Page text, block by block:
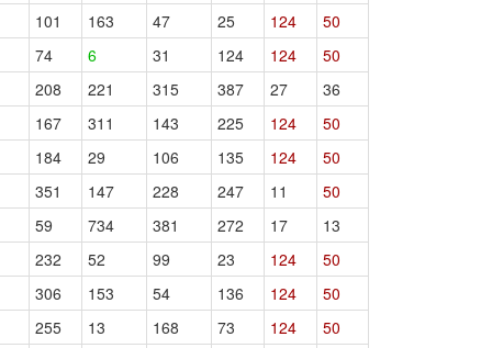
101 163 47 25 124
50
74 6 31 124 124
50
208 221 315 387 27
36
167 311 143 225 124
50
184 29 106 135 124
50
351 147 228 247 11
50
59 734 381 272 17
13
232 52 99 23 124
50
306 153 54 136 124
50
255 13 168 73 124
50